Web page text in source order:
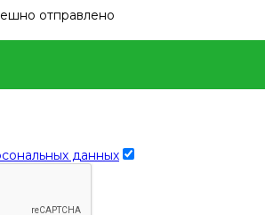
отправлено
данных